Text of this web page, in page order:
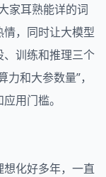
家耳熟能详的词
情，同时让大模型
训练和推理三个
和大参数量”，
用门槛。
化好多年，一直